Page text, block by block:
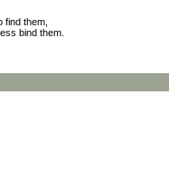
find them,
bind them.